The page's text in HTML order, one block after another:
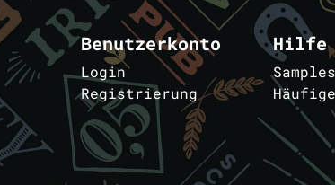
Benutzerkonto
Login
Registrierung
Hilfe